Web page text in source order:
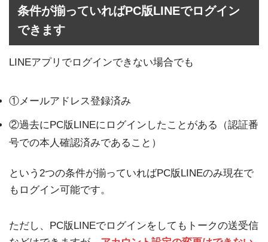
条件が揃っていればPC版LINEでログイン
できます
LINEアプリでログインできない場合でも
①メールアドレス登録済み
②過去にPC版LINEにログインしたことがある（認証番
号での本人確認済みであること）
という2つの条件が揃っていればPC版LINEのみ現在で
もログイン可能です。
ただし、PC版LINEでログインをしてもトークの送受信